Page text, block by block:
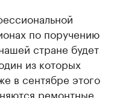
по поручению
стране будет
из которых
в сентябре этого
ремонтные